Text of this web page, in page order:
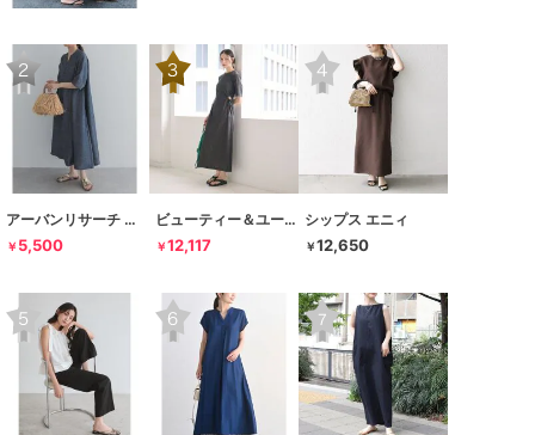
アーバンリサーチ ドアーズ
￥ 5,500
ビューティー＆ユース ユナイテッドアローズ
￥12,117
シップス エニィ
￥12,650